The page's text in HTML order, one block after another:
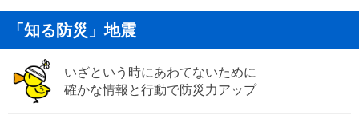
「知る防災」地震
いざという時にあわてないために
確かな情報と行動で防災力アップ